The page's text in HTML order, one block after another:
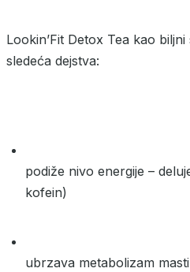
Lookin’Fit Detox Tea kao
sledeća dejstva:
podiže nivo energije –
kofein)
ubrzava metabolizam masti